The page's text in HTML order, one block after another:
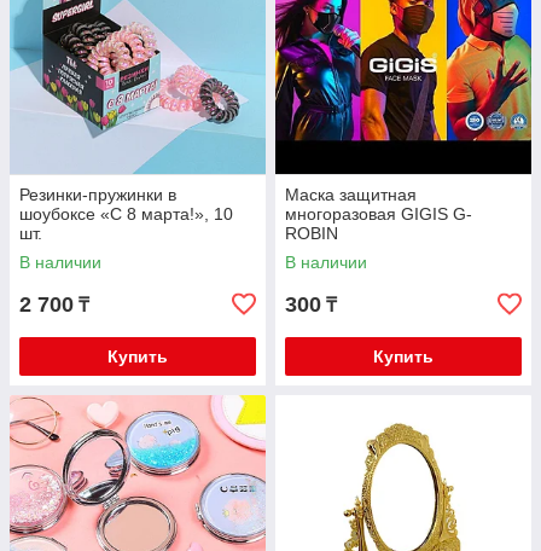
Резинки-пружинки в
шоубоксе «С 8 марта!», 10
шт.
В наличии
2 700 ₸
Купить
Маска защитная
многоразовая GIGIS G-
ROBIN
В наличии
300 ₸
Купить